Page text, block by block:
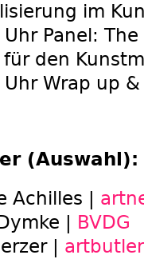
im
Panel: The
für den
Wrap up
(Auswahl):
Achilles |
|
BVDG
| artbutler